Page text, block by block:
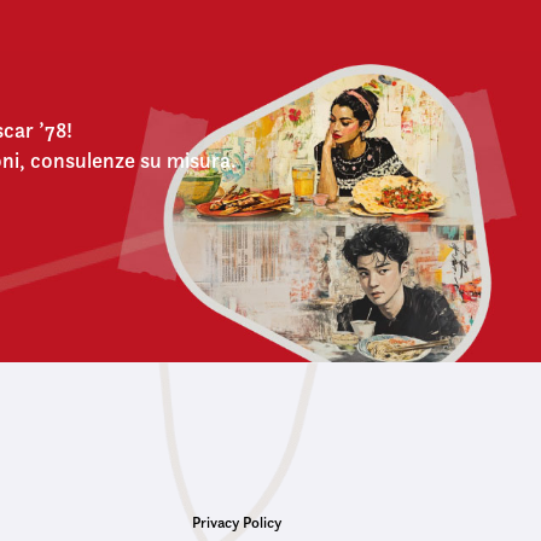
’78!
consulenze su misura.
Privacy Policy